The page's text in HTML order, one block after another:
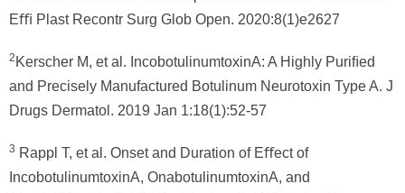
Eﬃ Plast Recontr Surg Glob Open. 2020:8(1)e2627
2 Kerscher M, et al. IncobotulinumtoxinA: A Highly Puriﬁed
and Precisely Manufactured Botulinum Neurotoxin Type A. J
Drugs Dermatol. 2019 Jan 1:18(1):52-57
3 Rappl T, et al. Onset and Duration of Eﬀect of
IncobotulinumtoxinA, OnabotulinumtoxinA, and